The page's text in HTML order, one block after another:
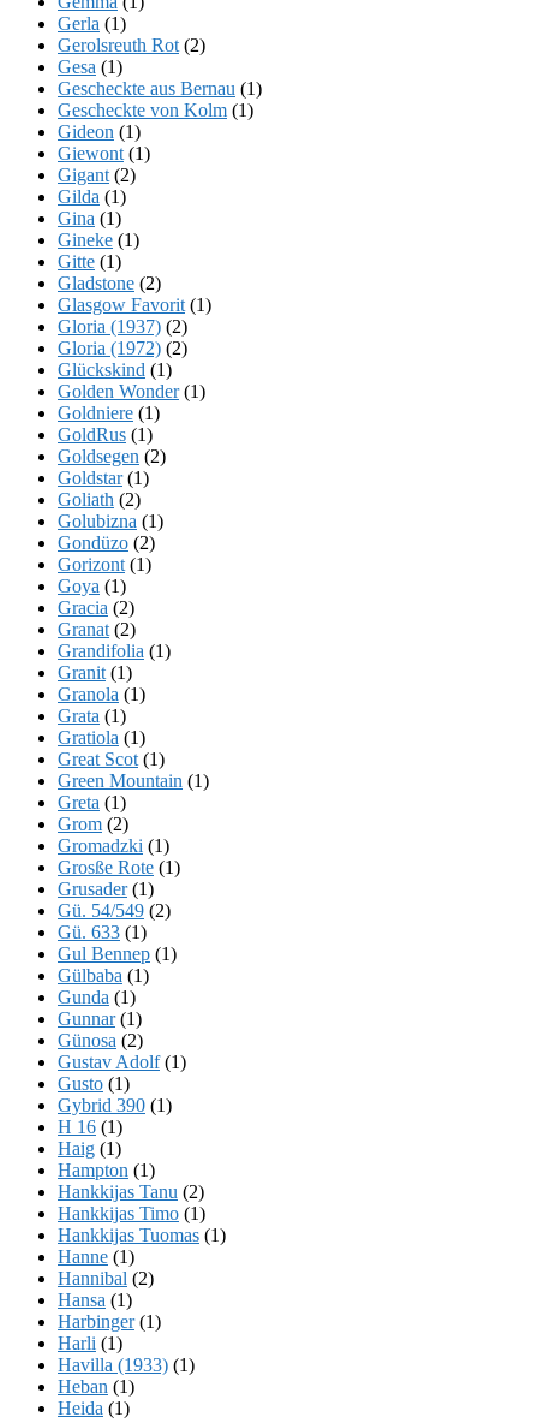
Gerla (1)
Gerolsreuth Rot (2)
Gesa (1)
Gescheckte aus Bernau (1)
Gescheckte von Kolm (1)
Gideon (1)
Giewont (1)
Gigant (2)
Gilda (1)
Gina (1)
Gineke (1)
Gitte (1)
Gladstone (2)
Glasgow Favorit (1)
Gloria (1937) (2)
Gloria (1972) (2)
Glückskind (1)
Golden Wonder(1)
Goldniere (1)
GoldRus (1)
Goldsegen (2)
Goldstar(1)
Goliath (2)
Golubizna (1)
Gondüzo (2)
Gorizont (1)
Goya (1)
Gracia (2)
Granat (2)
Grandifolia (1)
Granit (1)
Granola (1)
Grata (1)
Gratiola (1)
Great Scot (1)
Green Mountain (1)
Greta (1)
Grom (2)
Gromadzki (1)
Grosße Rote (1)
Grusader(1)
Gü. 54/549 (2)
Gü. 633 (1)
Gul Bennep (1)
Gülbaba (1)
Gunda (1)
Gunnar(1)
Günosa (2)
Gustav Adolf(1)
Gusto (1)
Gybrid 390 (1)
H 16 (1)
Haig (1)
Hampton (1)
Hankkijas Tanu (2)
Hankkijas Timo (1)
Hankkijas Tuomas (1)
Hanne (1)
Hannibal (2)
Hansa (1)
Harbinger(1)
Harli (1)
Havilla (1933) (1)
Heban (1)
Heida (1)